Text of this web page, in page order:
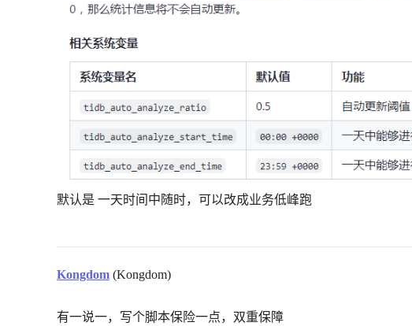
默认是 一天时间中随时，可以改成业务低峰跑
Kongdom (Kongdom)
有一说一，写个脚本保险一点，双重保障